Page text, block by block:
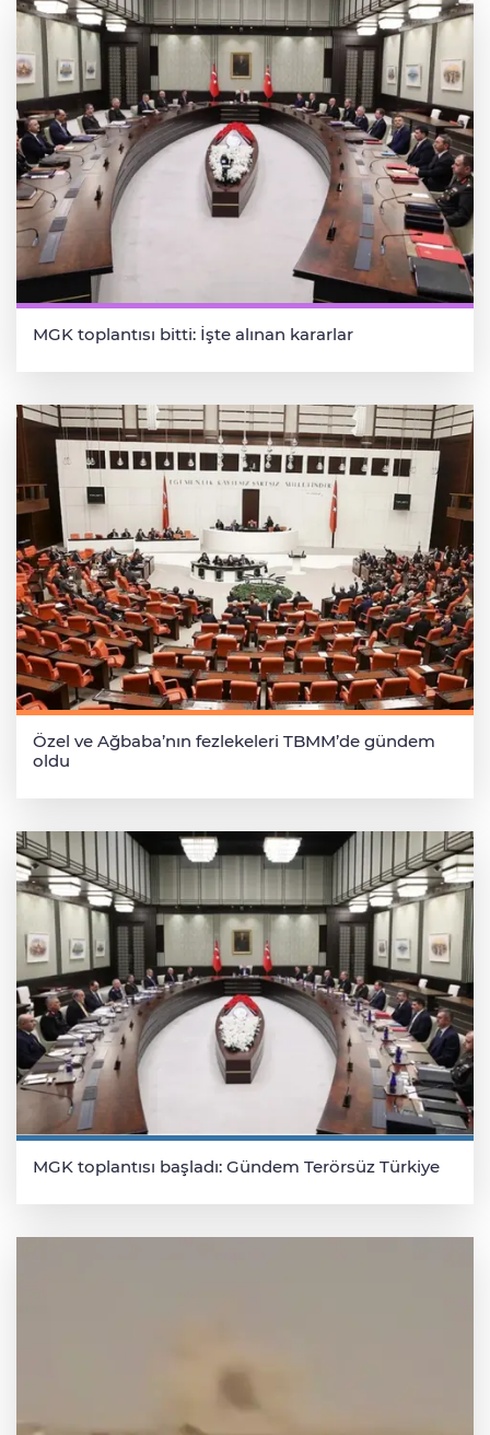
MGK toplantısı bitti: İşte alınan kararlar
Özel ve Ağbaba’nın fezlekeleri TBMM’de gündem
oldu
MGK toplantısı başladı: Gündem Terörsüz Türkiye